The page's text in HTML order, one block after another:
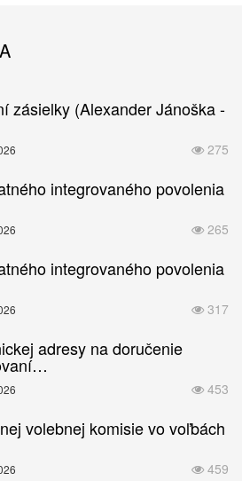
zásielky (Alexander Jánoška -
275
integrovaného povolenia
265
integrovaného povolenia
317
adresy na doručenie
453
volebnej komisie vo voľbách
459